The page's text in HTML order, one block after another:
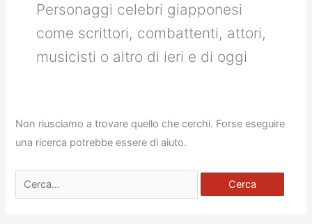
Personaggi celebri giapponesi
come scrittori, combattenti, attori,
musicisti o altro di ieri e di oggi
Non riusciamo a trovare quello che cerchi. Forse eseguire
una ricerca potrebbe essere di aiuto.
Cerca: